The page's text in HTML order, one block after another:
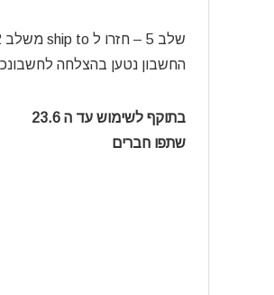
שלב 5 – חזרו ל ship to משלב 2 ותשנו מדינה חזרה לישראל
החשבון נטען בהצלחה
בתוקף לשימוש עד ה 23.6
שתפו חברים